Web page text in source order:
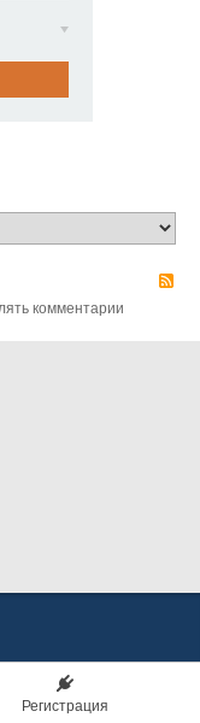
комментарии
Регистрация